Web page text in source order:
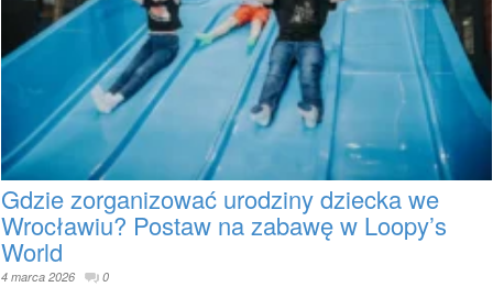
Gdzie zorganizować urodziny dziecka we
Wrocławiu? Postaw na zabawę w Loopy’s
World
4 marca 2026 0